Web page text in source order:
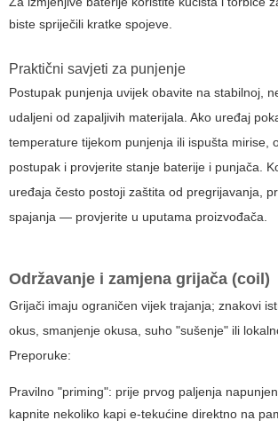
biste spriječili kratke spojeve.
Praktični savjeti za punjenje
Postupak punjenja uvijek obavite na stabilnoj,
udaljeni od zapaljivih materijala. Ako uređaj
temperature tijekom punjenja ili ispušta mirise,
postupak i provjerite stanje baterije i punjača.
uređaja često postoji zaštita od pregrijavanja,
spajanja — provjerite u uputama proizvođača.
Održavanje i zamjena grijača (coil)
Grijači imaju ograničen vijek trajanja; znakovi
okus, smanjenje okusa, suho "sušenje" ili
Preporuke:
Pravilno "priming": prije prvog paljenja
kapnite nekoliko kapi e-tekućine direktno na